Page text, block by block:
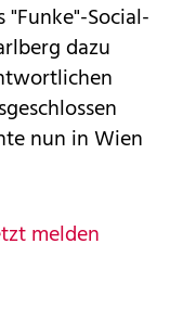
Social-
dazu
nun in Wien
melden